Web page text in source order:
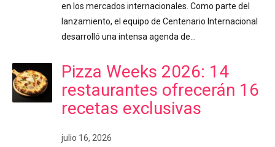
en los mercados internacionales. Como parte del
lanzamiento, el equipo de Centenario Internacional
desarrolló una intensa agenda de…
Pizza Weeks 2026: 14
restaurantes ofrecerán 16
recetas exclusivas
julio 16, 2026